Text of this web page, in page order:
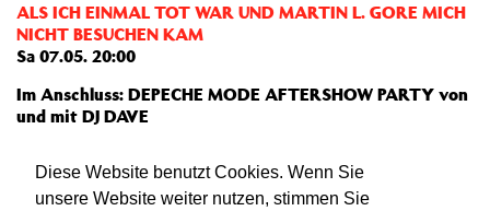
Diese Website benutzt Cookies. Wenn Sie
unsere Website weiter nutzen, stimmen Sie
ALS ICH EINMAL TOT WAR UND MARTIN L. GORE MICH
NICHT BESUCHEN KAM
Sa 07.05. 20:00
Im Anschluss: DEPECHE MODE AFTERSHOW PARTY von
und mit DJ DAVE
Atelier
Weiterlesen